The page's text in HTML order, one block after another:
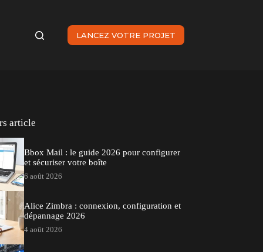
LANCEZ VOTRE PROJET
article
Bbox Mail : le guide 2026 pour configurer
et sécuriser votre boîte
6 août 2026
Alice Zimbra : connexion, configuration et
dépannage 2026
4 août 2026